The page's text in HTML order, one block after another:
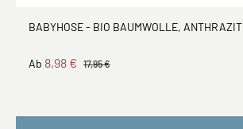
BABYHOSE - BIO BAUMWOLLE, ANTHRAZIT
Ab 8,98 € 17,95 €